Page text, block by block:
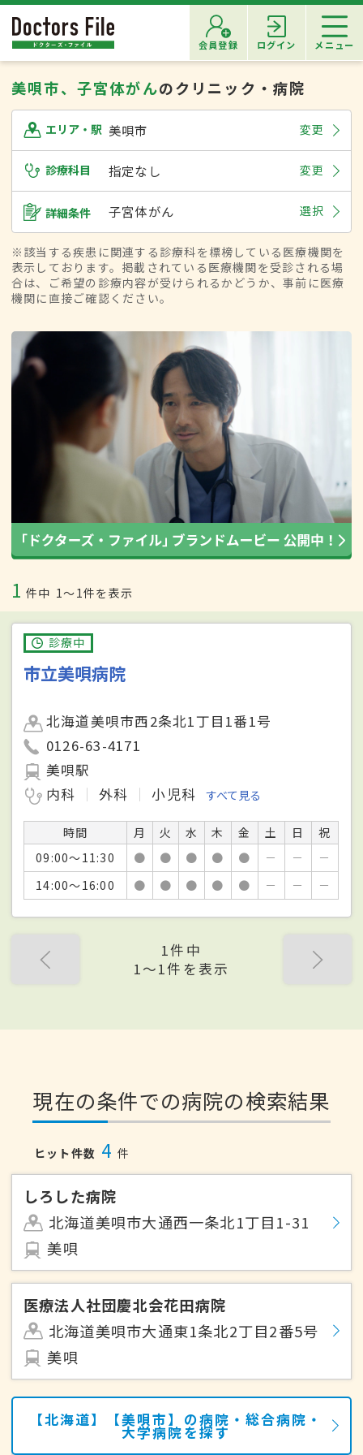
会員登録 ログイン メニュー
美唄市、子宮体がんのクリニック・病院
エリア・駅 美唄市 変更
診療科目 指定なし 変更
詳細条件 子宮体がん 選択
※該当する疾患に関連する診療科を標榜している医療機関を
表示しております。掲載されている医療機関を受診される場
合は、ご希望の診療内容が受けられるかどうか、事前に医療
機関に直接ご確認ください。
1 件中 1〜1件を表示
診療中
市立美唄病院
北海道美唄市西2条北1丁目1番1号
0126-63-4171
美唄駅
内科
外科 小児科 すべて見る
時間 月 火 水 木 金 土 日
祝
09:00～11:30
● ● ● ● ● － －
－
14:00～16:00
● ● ● ● ● － － －
1件中
1〜1件を表示
現在の条件での病院の検索結果
ヒット件数 4 件
しろした病院
北海道美唄市大通西一条北1丁目1-31
美唄
医療法人社団慶北会花田病院
北海道美唄市大通東1条北2丁目2番5号
美唄
【北海道】【美唄市】の病院・総合病院・
大学病院を探す